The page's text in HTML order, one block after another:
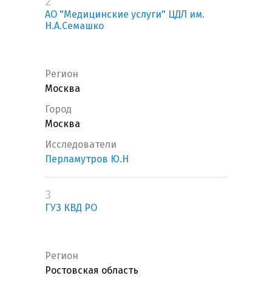
АО "Медицинские услуги" ЦДЛ им.
Н.А.Семашко
Регион
Москва
Город
Москва
Исследователи
Перламутров Ю.Н
3
ГУЗ КВД РО
Регион
Ростовская область